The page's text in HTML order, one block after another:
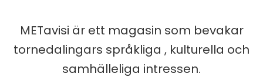
METavisi är ett magasin som bevakar
tornedalingars språkliga , kulturella och
samhälleliga intressen.